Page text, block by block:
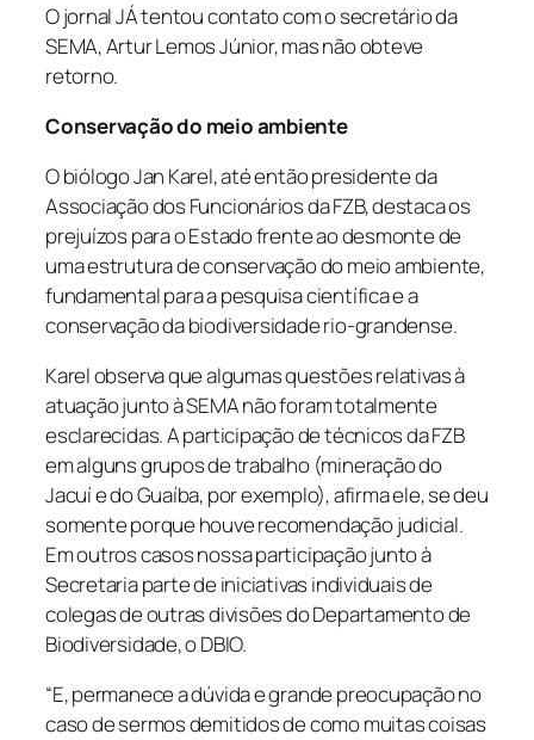
O jornal JÁ tentou contato com o secretário da
SEMA, Artur Lemos Júnior, mas não obteve
retorno.
Conservação do meio ambiente
O biólogo Jan Karel, até então presidente da
Associação dos Funcionários da FZB, destaca os
prejuízos para o Estado frente ao desmonte de
uma estrutura de conservação do meio ambiente,
fundamental para a pesquisa científica e a
conservação da biodiversidade rio-grandense.
Karel observa que algumas questões relativas à
atuação junto à SEMA não foram totalmente
esclarecidas. A participação de técnicos da FZB
em alguns grupos de trabalho (mineração do
Jacuí e do Guaíba, por exemplo), afirma ele, se deu
somente porque houve recomendação judicial.
Em outros casos nossa participação junto à
Secretaria parte de iniciativas individuais de
colegas de outras divisões do Departamento de
Biodiversidade, o DBIO.
“E, permanece a dúvida e grande preocupação no
caso de sermos demitidos de como muitas coisas